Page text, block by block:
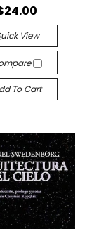
View
To Cart